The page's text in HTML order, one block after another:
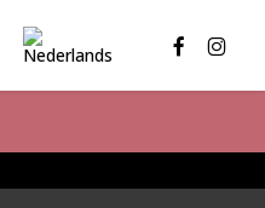
facebook